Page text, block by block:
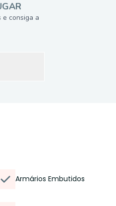
e consiga a
Armários Embutidos